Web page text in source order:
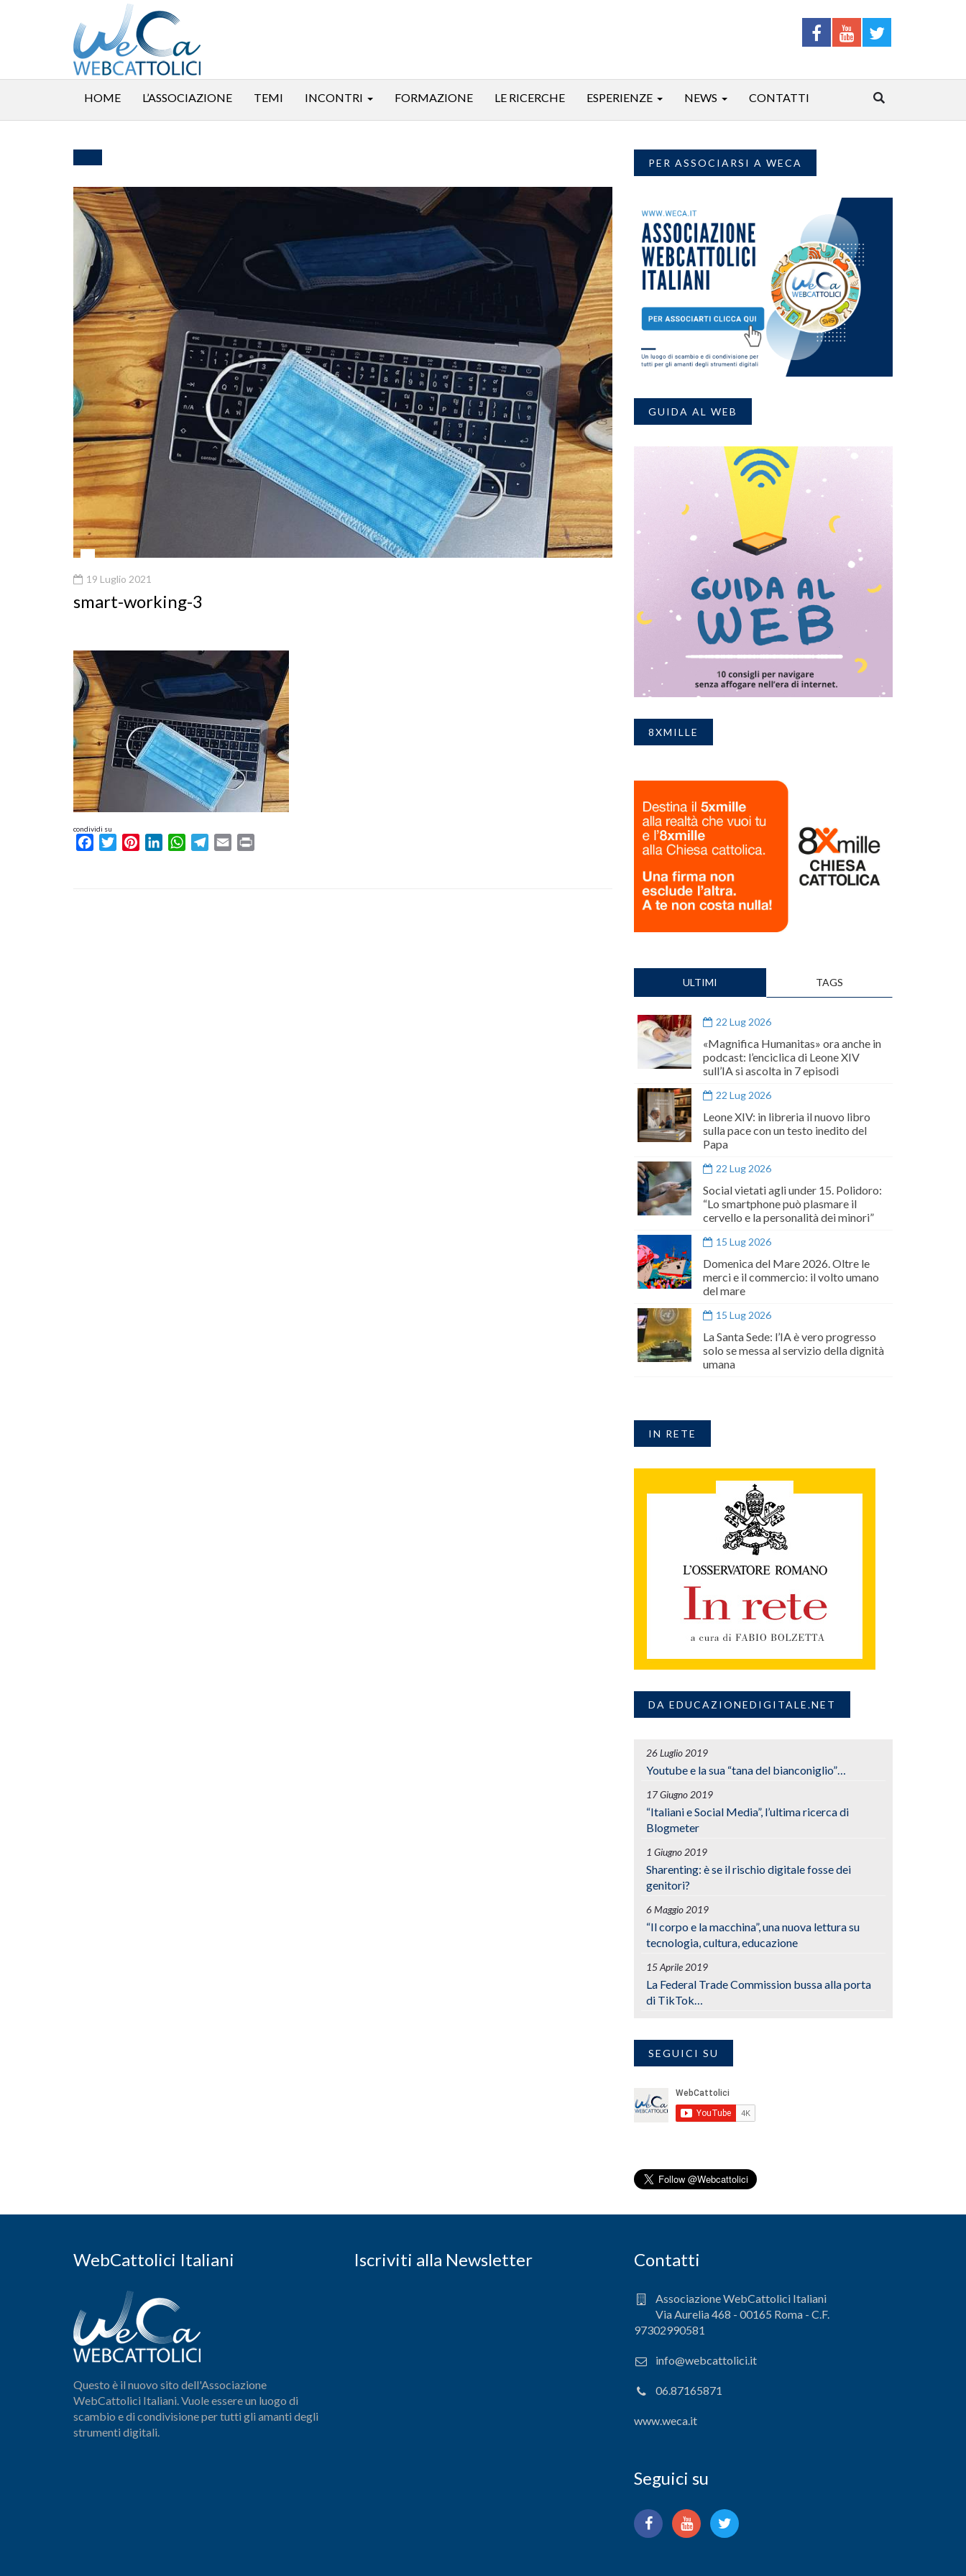
HOME L’ASSOCIAZIONE TEMI INCONTRI FORMAZIONE LE RICERCHE ESPERIENZE NEWS CONTATTI
19 Luglio 2021
smart-working-3
condividi su
FacebookTwitterPinterestLinkedInWhatsAppTelegram
Email
PER ASSOCIARSI A WECA
GUIDA AL WEB
8XMILLE
ULTIMI TAGS
22 Lug 2026
«Magnifica Humanitas» ora anche in
podcast: l’enciclica di Leone XIV
sull’IA si ascolta in 7 episodi
22 Lug 2026
Leone XIV: in libreria il nuovo libro
sulla pace con un testo inedito del
Papa
22 Lug 2026
Social vietati agli under 15. Polidoro:
“Lo smartphone può plasmare il
cervello e la personalità dei minori”
15 Lug 2026
Domenica del Mare 2026. Oltre le
merci e il commercio: il volto umano
del mare
15 Lug 2026
La Santa Sede: l’IA è vero progresso
solo se messa al servizio della dignità
umana
IN RETE
DA EDUCAZIONEDIGITALE.NET
26 Luglio 2019
Youtube e la sua “tana del bianconiglio”…
17 Giugno 2019
“Italiani e Social Media”, l’ultima ricerca di
Blogmeter
1 Giugno 2019
Sharenting: è se il rischio digitale fosse dei
genitori?
6 Maggio 2019
“Il corpo e la macchina”, una nuova lettura su
tecnologia, cultura, educazione
15 Aprile 2019
La Federal Trade Commission bussa alla porta
di TikTok…
SEGUICI SU
WebCattolici Italiani
Questo è il nuovo sito dell'Associazione
WebCattolici Italiani. Vuole essere un luogo di
scambio e di condivisione per tutti gli amanti degli
strumenti digitali.
Iscriviti alla Newsletter Contatti
Associazione WebCattolici Italiani
Via Aurelia 468 - 00165 Roma - C.F.
97302990581
info@webcattolici.it
06.87165871
www.weca.it
Seguici su